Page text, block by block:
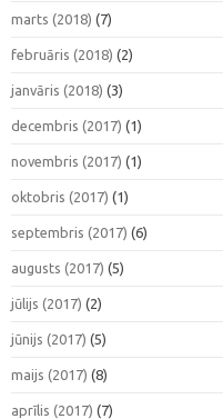
marts (2018) (7)
februāris (2018) (2)
janvāris (2018) (3)
decembris (2017) (1)
novembris (2017) (1)
oktobris (2017) (1)
septembris (2017) (6)
augusts (2017) (5)
jūlijs (2017) (2)
jūnijs (2017) (5)
maijs (2017) (8)
aprīlis (2017) (7)